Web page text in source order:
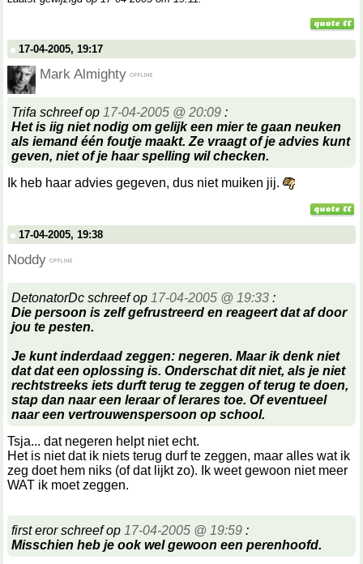
17-04-2005, 19:17
Mark Almighty
Trifa schreef op 17-04-2005 @ 20:09 :
Het is iig niet nodig om gelijk een mier te gaan neuken
als iemand één foutje maakt. Ze vraagt of je advies kunt
geven, niet of je haar spelling wil checken.
Ik heb haar advies gegeven, dus niet muiken jij.
17-04-2005, 19:38
Noddy
DetonatorDc schreef op 17-04-2005 @ 19:33 :
Die persoon is zelf gefrustreerd en reageert dat af door
jou te pesten.
Je kunt inderdaad zeggen: negeren. Maar ik denk niet
dat dat een oplossing is. Onderschat dit niet, als je niet
rechtstreeks iets durft terug te zeggen of terug te doen,
stap dan naar een leraar of lerares toe. Of eventueel
naar een vertrouwenspersoon op school.
Tsja... dat negeren helpt niet echt.
Het is niet dat ik niets terug durf te zeggen, maar alles wat ik
zeg doet hem niks (of dat lijkt zo). Ik weet gewoon niet meer
WAT ik moet zeggen.
first eror schreef op 17-04-2005 @ 19:59 :
Misschien heb je ook wel gewoon een perenhoofd.